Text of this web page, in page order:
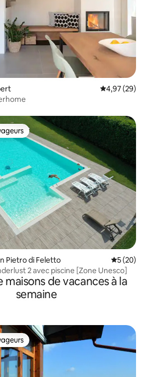
Évaluation
4,97 (29)
Pietro di Feletto
5 (20)
2 avec piscine [Zone Unesco]
maisons de vacances à la
semaine